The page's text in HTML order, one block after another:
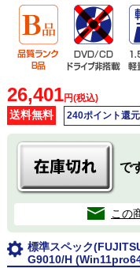
26,401円(税込)
送料無料 240ポイント還元
で
この
標準スペック
G9010/H